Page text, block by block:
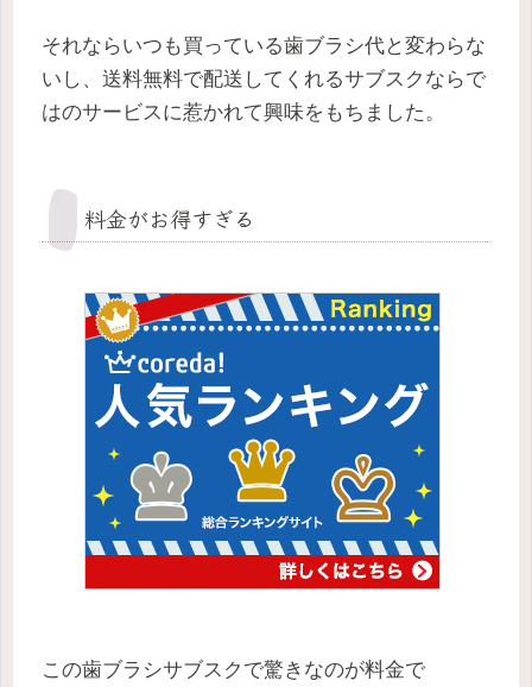
それならいつも買っている歯ブラシ代と変わらな
いし、送料無料で配送してくれるサブスクならで
はのサービスに惹かれて興味をもちました。
料金がお得すぎる
この歯ブラシサブスクで驚きなのが料金で